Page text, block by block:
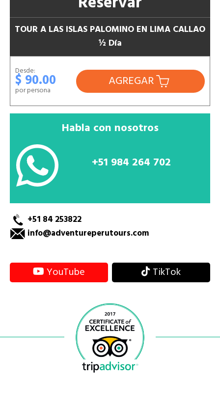
TOUR A LAS ISLAS PALOMINO EN LIMA CALLAO
½ Día
Desde:
$ 90.00
por persona
AGREGAR
Habla con nosotros
+51 984 264 702
+51 84 253822
info@adventureperutours.com
YouTube TikTok